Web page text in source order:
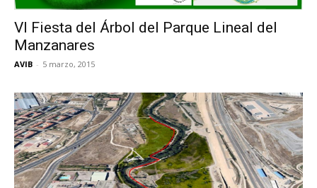
VI Fiesta del Árbol del Parque Lineal del
Manzanares
AVIB - 5 marzo, 2015